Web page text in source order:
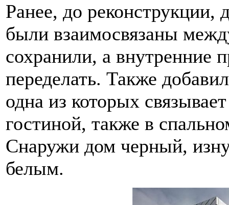
Ранее, до реконструкции,
были взаимосвязаны
сохранили, а внутренние
переделать. Также
одна из которых
гостиной, также в
Снаружи дом черный,
белым.